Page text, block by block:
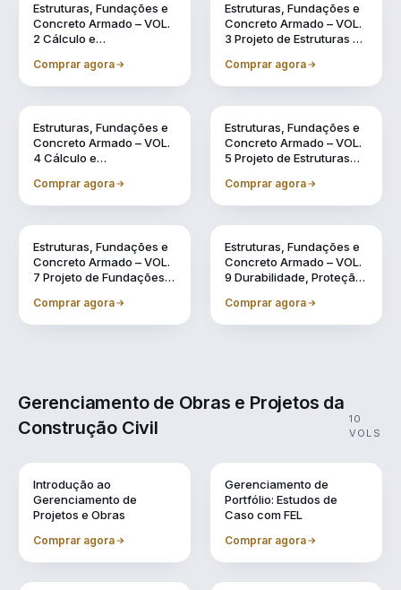
Estruturas, Fundações e
Concreto Armado – VOL.
2 Cálculo e
Estruturas Usuais de
Concreto Armado
Comprar agora
Estruturas, Fundações e
Concreto Armado – VOL.
3 Projeto de Estruturas de
meio de Software BIM
Comprar agora
Estruturas, Fundações e
Concreto Armado – VOL.
4 Cálculo e
Estruturas Pré-
Fabricadas
Comprar agora
Estruturas, Fundações e
Concreto Armado – VOL.
5 Projeto de Estruturas
de Software BIM
Comprar agora
Estruturas, Fundações e
Concreto Armado – VOL.
7 Projeto de Fundações
Comprar agora
Estruturas, Fundações e
Concreto Armado – VOL.
9 Durabilidade, Proteção
Estruturas
Comprar agora
Gerenciamento de Obras e Projetos da
Construção Civil
10
VOLS
Introdução ao
Gerenciamento de
Projetos e Obras
Comprar agora
Gerenciamento de
Portfólio: Estudos de
Caso com FEL
Comprar agora